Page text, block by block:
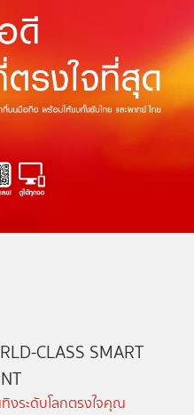
CLASS SMART
งระดับโลกตรงใจคุณ